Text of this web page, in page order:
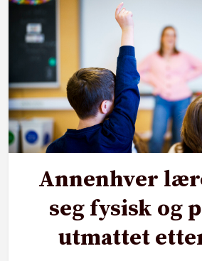
Annenhver
seg fysisk og
utmattet